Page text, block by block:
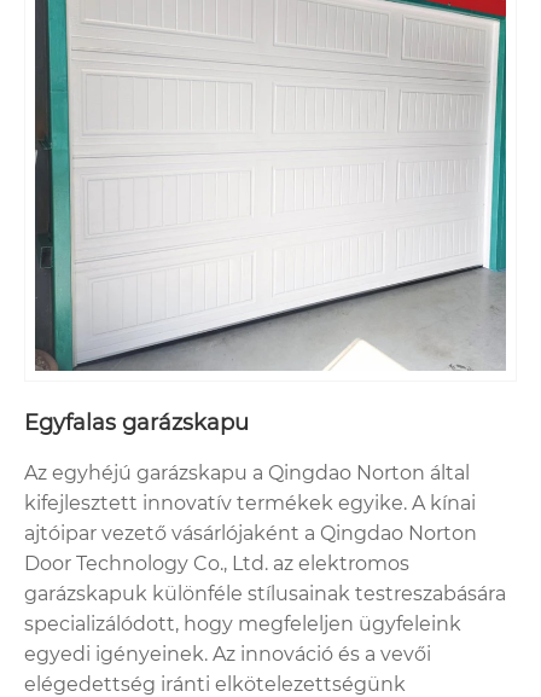
Egyfalas garázskapu
Az egyhéjú garázskapu a Qingdao Norton által
kifejlesztett innovatív termékek egyike. A kínai
ajtóipar vezető vásárlójaként a Qingdao Norton
Door Technology Co., Ltd. az elektromos
garázskapuk különféle stílusainak testreszabására
specializálódott, hogy megfeleljen ügyfeleink
egyedi igényeinek. Az innováció és a vevői
elégedettség iránti elkötelezettségünk